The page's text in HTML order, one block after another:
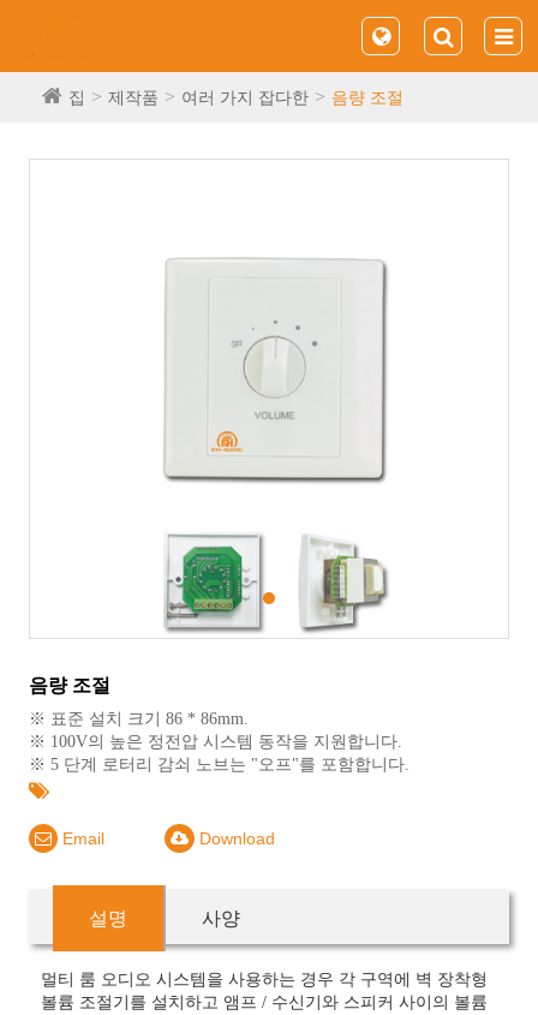
집 제작품 여러 가지 잡다한 음량 조절
1
음량 조절
※ 표준 설치 크기 86 * 86mm.
※ 100V의 높은 정전압 시스템 동작을 지원합니다.
※ 5 단계 로터리 감쇠 노브는 "오프"를 포함합니다.
Email Download
설명 사양
멀티 룸 오디오 시스템을 사용하는 경우 각 구역에 벽 장착형
볼륨 조절기를 설치하고 앰프 / 수신기와 스피커 사이의 볼륨